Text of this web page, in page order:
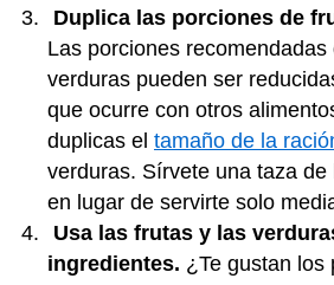
Duplica las porciones de
Las porciones recomendadas
verduras pueden ser
que ocurre con otros
duplicas el tamaño de la
verduras. Sírvete una taza
en lugar de servirte solo
Usa las frutas y las
ingredientes. ¿Te gustan los